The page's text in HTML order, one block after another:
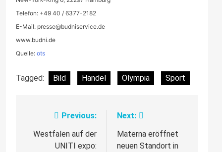
Telefon: +49 40 / 6377-2182
E-Mail: presse@budniservice.de
www.budni.de
Quelle: ots
Tagged: Bild Handel Olympia Sport
Beitragsnavigation
Previous:
Westfalen auf der
UNITI expo:
Next:
Materna eröffnet
neuen Standort in